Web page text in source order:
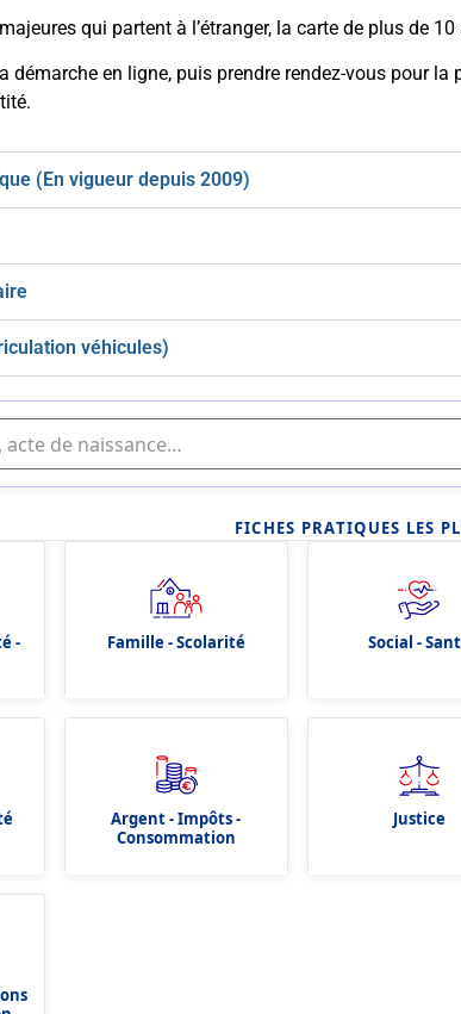
qui partent à l’étranger, la carte de plus de
démarche en ligne, puis prendre rendez-vous pour la
(En vigueur depuis 2009)
véhicules)
FICHES PRATIQUES LES
-
Famille - Scolarité Social -
Argent - Impôts -
Consommation
Justice